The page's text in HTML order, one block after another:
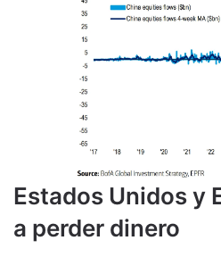
Estados Unidos y
a perder dinero